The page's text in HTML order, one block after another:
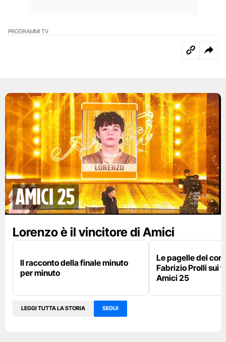
PROGRAMMI TV
AMICI 25
Lorenzo è il vincitore di Amici
Il racconto della finale minuto
per minuto
Le pagelle del
Fabrizio Prolli sui
Amici 25
LEGGI TUTTA LA STORIA SEGUI